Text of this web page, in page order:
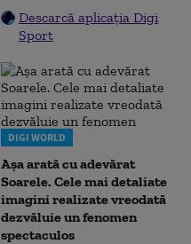
Descarcă aplicația Digi
Sport
DIGI WORLD
Așa arată cu adevărat
Soarele. Cele mai detaliate
imagini realizate vreodată
dezvăluie un fenomen
spectaculos